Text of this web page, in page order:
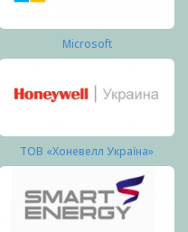
Microsoft
ТОВ «Хоневелл Україна»